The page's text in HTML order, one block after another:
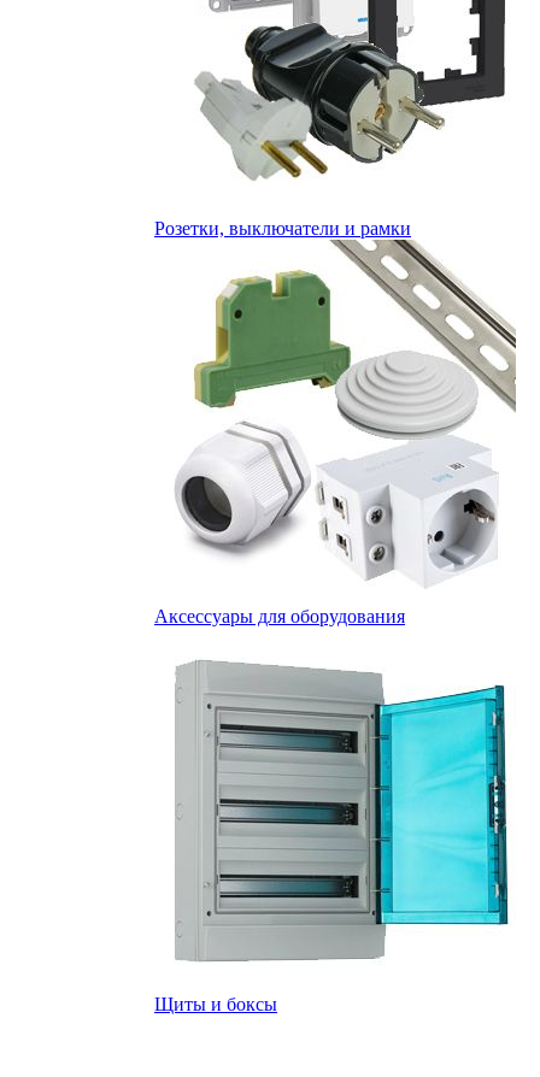
Розетки, выключатели и рамки
Аксессуары для оборудования
Щиты и боксы